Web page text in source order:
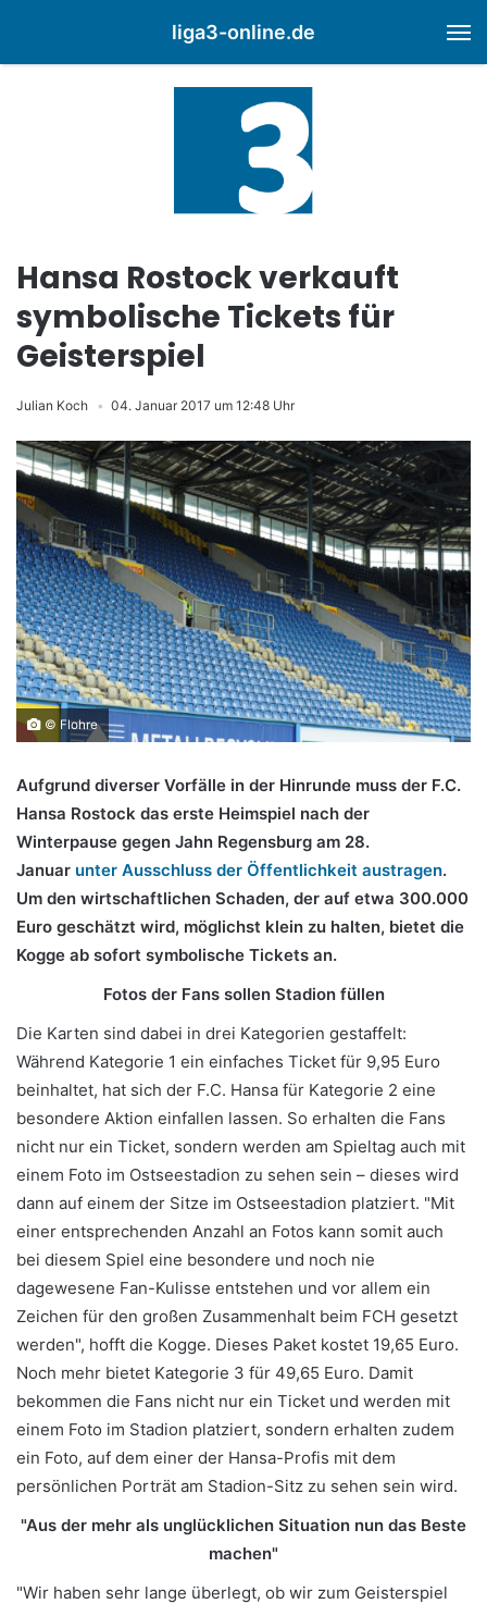
liga3-online.de
Hansa Rostock verkauft
symbolische Tickets für
Geisterspiel
Julian Koch 04. Januar 2017 um 12:48 Uhr
© Flohre
Aufgrund diverser Vorfälle in der Hinrunde muss der F.C.
Hansa Rostock das erste Heimspiel nach der
Winterpause gegen Jahn Regensburg am 28.
Januar unter Ausschluss der Öffentlichkeit austragen.
Um den wirtschaftlichen Schaden, der auf etwa 300.000
Euro geschätzt wird, möglichst klein zu halten, bietet die
Kogge ab sofort symbolische Tickets an.
Fotos der Fans sollen Stadion füllen
Die Karten sind dabei in drei Kategorien gestaffelt:
Während Kategorie 1 ein einfaches Ticket für 9,95 Euro
beinhaltet, hat sich der F.C. Hansa für Kategorie 2 eine
besondere Aktion einfallen lassen. So erhalten die Fans
nicht nur ein Ticket, sondern werden am Spieltag auch mit
einem Foto im Ostseestadion zu sehen sein – dieses wird
dann auf einem der Sitze im Ostseestadion platziert. "Mit
einer entsprechenden Anzahl an Fotos kann somit auch
bei diesem Spiel eine besondere und noch nie
dagewesene Fan-Kulisse entstehen und vor allem ein
Zeichen für den großen Zusammenhalt beim FCH gesetzt
werden", hofft die Kogge. Dieses Paket kostet 19,65 Euro.
Noch mehr bietet Kategorie 3 für 49,65 Euro. Damit
bekommen die Fans nicht nur ein Ticket und werden mit
einem Foto im Stadion platziert, sondern erhalten zudem
ein Foto, auf dem einer der Hansa-Profis mit dem
persönlichen Porträt am Stadion-Sitz zu sehen sein wird.
"Aus der mehr als unglücklichen Situation nun das Beste
machen"
"Wir haben sehr lange überlegt, ob wir zum Geisterspiel